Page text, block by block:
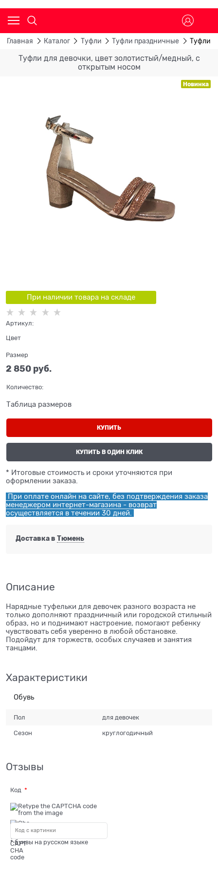
Главная Каталог Туфли Туфли праздничные Туфли
Туфли для девочки, цвет золотистый/медный, с
открытым носом
Новинка
При наличии товара на складе
Артикул:
Цвет
Размер
2 850 руб.
Количество:
Таблица размеров
КУПИТЬ
КУПИТЬ В ОДИН КЛИК
* Итоговые стоимость и сроки уточняются при
оформлении заказа.
При оплате онлайн на сайте, без подтверждения заказа
менеджером интернет-магазина - возврат
осуществляется в течении 30 дней.
Доставка в Тюмень
Описание
Нарядные туфельки для девочек разного возраста не
только дополняют праздничный или городской стильный
образ, но и поднимают настроение, помогают ребенку
чувствовать себя уверенно в любой обстановке.
Подойдут для торжеств, особых случаяев и занятия
танцами.
Характеристики
Обувь
Пол для девочек
Сезон круглогодичный
Отзывы
Код
* буквы на русском языке